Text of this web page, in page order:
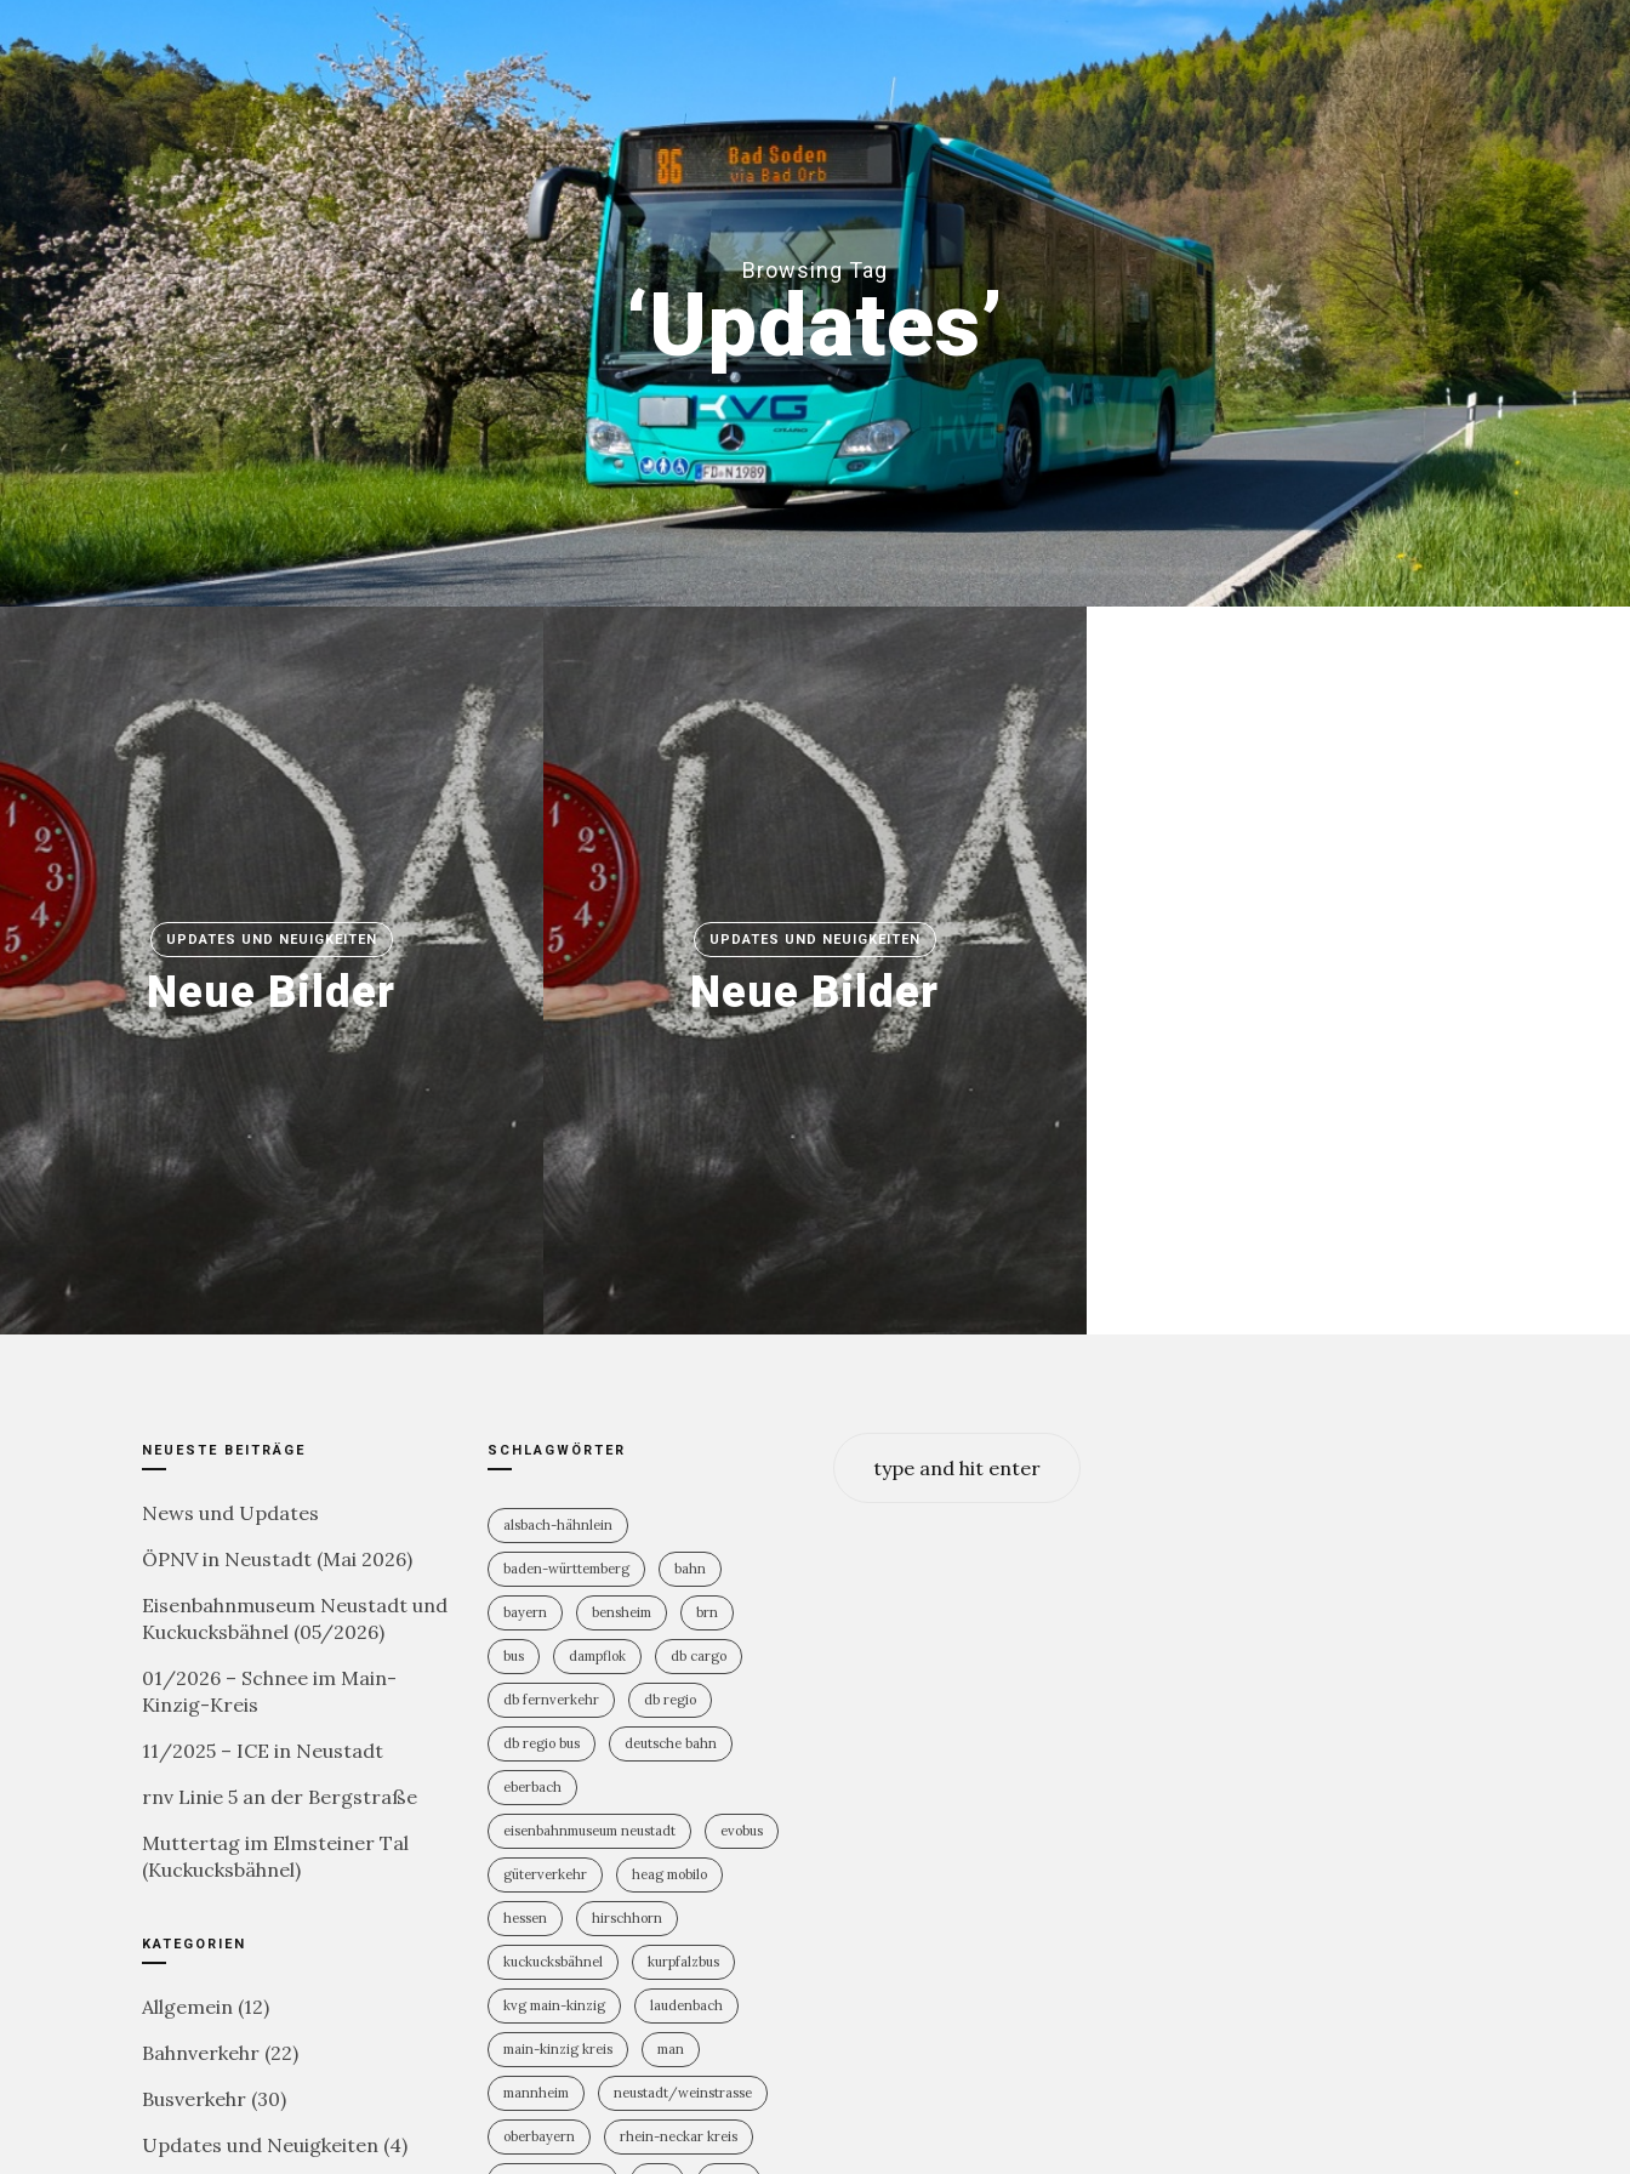
Browsing Tag
‘Updates’
UPDATES UND NEUIGKEITEN
Neue Bilder
UPDATES UND NEUIGKEITEN
Neue Bilder
NEUESTE BEITRÄGE
News und Updates
ÖPNV in Neustadt (Mai 2026)
Eisenbahnmuseum Neustadt und
Kuckucksbähnel (05/2026)
01/2026 – Schnee im Main-
Kinzig-Kreis
11/2025 – ICE in Neustadt
rnv Linie 5 an der Bergstraße
Muttertag im Elmsteiner Tal
(Kuckucksbähnel)
KATEGORIEN
Allgemein (12)
Bahnverkehr (22)
Busverkehr (30)
Updates und Neuigkeiten (4)
SCHLAGWÖRTER
alsbach-hähnlein
baden-württemberg bahn
bayern bensheim brn
bus dampflok db cargo
db fernverkehr db regio
db regio bus deutsche bahn
eberbach
eisenbahnmuseum neustadt evobus
güterverkehr heag mobilo
hessen hirschhorn
kuckucksbähnel kurpfalzbus
kvg main-kinzig laudenbach
main-kinzig kreis man
mannheim neustadt/weinstrasse
oberbayern rhein-neckar kreis